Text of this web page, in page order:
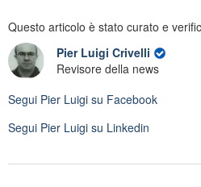
Questo articolo è stato curato e
Pier Luigi Crivelli
Revisore della news
Segui Pier Luigi su Facebook
Segui Pier Luigi su Linkedin